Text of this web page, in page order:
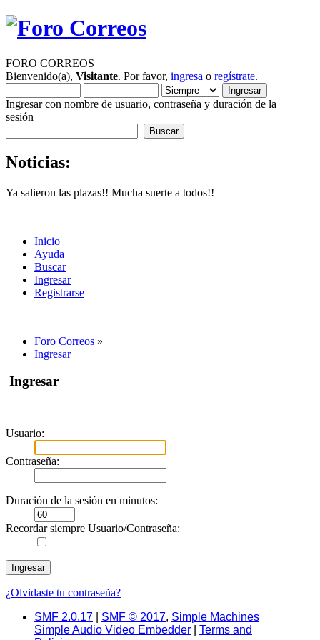
FORO CORREOS
Bienvenido(a), Visitante. Por favor, ingresa o regístrate.
Ingresar con nombre de usuario, contraseña y duración de la
sesión
Noticias:
Ya salieron las plazas!! Mucha suerte a todos!!
Inicio
Ayuda
Buscar
Ingresar
Registrarse
Foro Correos »
Ingresar
Ingresar
Usuario:
Contraseña:
Duración de la sesión en minutos:
Recordar siempre Usuario/Contraseña:
¿Olvidaste tu contraseña?
SMF 2.0.17
SMF © 2017, Simple Machines
Simple Audio Video Embedder
Terms and